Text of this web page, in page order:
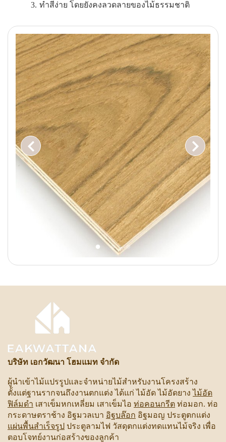
ทำสีง่าย โดยยังคงลวดลายของไม้ธรรมชาติ
บริษัท เอกวัฒนา โฮมแมท จำกัด
ผู้นำเข้าไม้แปรรูปและจำหน่ายไม้สำหรับงานโครงสร้าง
ตั้งแต่ฐานรากจนถึงงานตกแต่ง ได้แก่ ไม้อัด ไม้อัดยางไม้อัด
ฟิล์มดำ เสาเข็มหกเหลี่ยม เสาเข็มไอ ท่อคอนกรีต ท่อมอก. ท่อ
กระดาษตราช้าง อิฐมวลเบา อิฐบล๊อก อิฐมอญ ประตูตกแต่ง
แผ่นพื้นสำเร็จรูป ประตูลามไฟ วัสดุตกแต่งทดแทนไม้จริง เพื่อ
ตอบโจทย์งานก่อสร้างของลูกค้า